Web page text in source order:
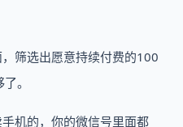
筛选出愿意持续付费的100
。
机的，你的微信号里面都